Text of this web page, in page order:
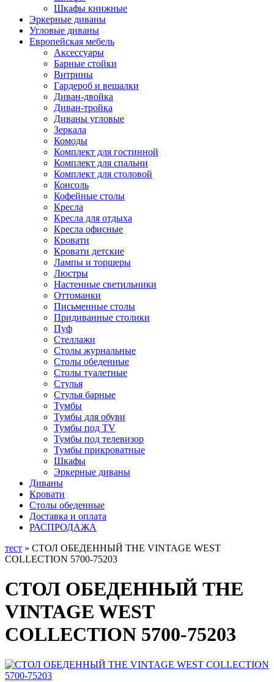
Шкафы книжные
Эркерные диваны
Угловые диваны
Европейская мебель
Аксессуары
Барные стойки
Витрины
Гардероб и вешалки
Диван-двойка
Диван-тройка
Диваны угловые
Зеркала
Комоды
Комплект для гостинной
Комплект для спальни
Комплект для столовой
Консоль
Кофейные столы
Кресла
Кресла для отдыха
Кресла офисные
Кровати
Кровати детские
Лампы и торшеры
Люстры
Настенные светильники
Оттоманки
Письменные столы
Придиванные столики
Пуф
Стеллажи
Столы журнальные
Столы обеденные
Столы туалетные
Стулья
Стулья барные
Тумбы
Тумбы для обуви
Тумбы под TV
Тумбы под телевизор
Тумбы прикроватные
Шкафы
Эркерные диваны
Диваны
Кровати
Столы обеденные
Доставка и оплата
РАСПРОДАЖА
тест » СТОЛ ОБЕДЕННЫЙ THE VINTAGE WEST
COLLECTION 5700-75203
СТОЛ ОБЕДЕННЫЙ THE
VINTAGE WEST
COLLECTION 5700-75203